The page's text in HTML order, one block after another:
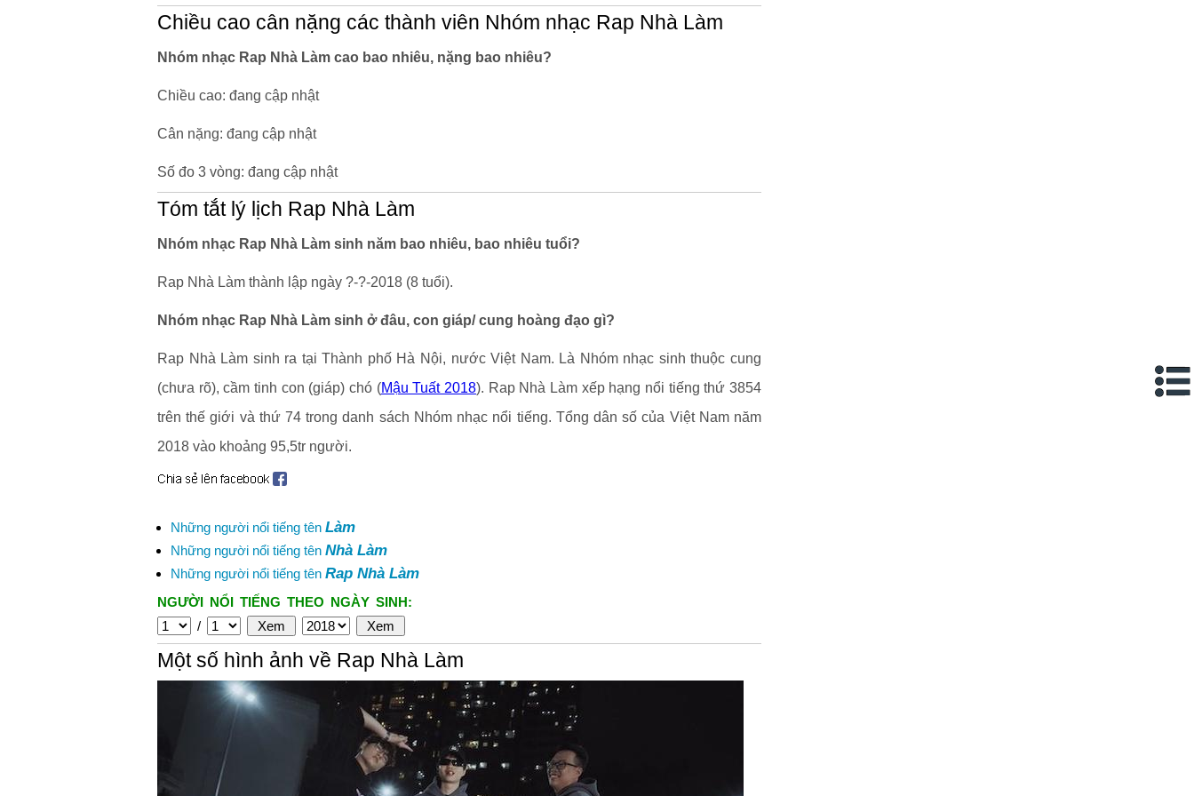
Chiều cao cân nặng các thành viên Nhóm nhạc Rap Nhà Làm
Nhóm nhạc Rap Nhà Làm cao bao nhiêu, nặng bao nhiêu?
Chiều cao: đang cập nhật
Cân nặng: đang cập nhật
Số đo 3 vòng: đang cập nhật
Tóm tắt lý lịch Rap Nhà Làm
Nhóm nhạc Rap Nhà Làm sinh năm bao nhiêu, bao nhiêu tuổi?
Rap Nhà Làm thành lập ngày ?-?-2018 (8 tuổi).
Nhóm nhạc Rap Nhà Làm sinh ở đâu, con giáp/ cung hoàng đạo gì?
Rap Nhà Làm sinh ra tại Thành phố Hà Nội, nước Việt Nam. Là Nhóm nhạc sinh thuộc cung
(chưa rõ), cầm tinh con (giáp) chó (Mậu Tuất 2018). Rap Nhà Làm xếp hạng nổi tiếng thứ 3854
trên thế giới và thứ 74 trong danh sách Nhóm nhạc nổi tiếng. Tổng dân số của Việt Nam năm
2018 vào khoảng 95,5tr người.
Những người nổi tiếng tên Làm
Những người nổi tiếng tên Nhà Làm
Những người nổi tiếng tên Rap Nhà Làm
NGƯỜI NỔI TIẾNG THEO NGÀY SINH:
/
Một số hình ảnh về Rap Nhà Làm